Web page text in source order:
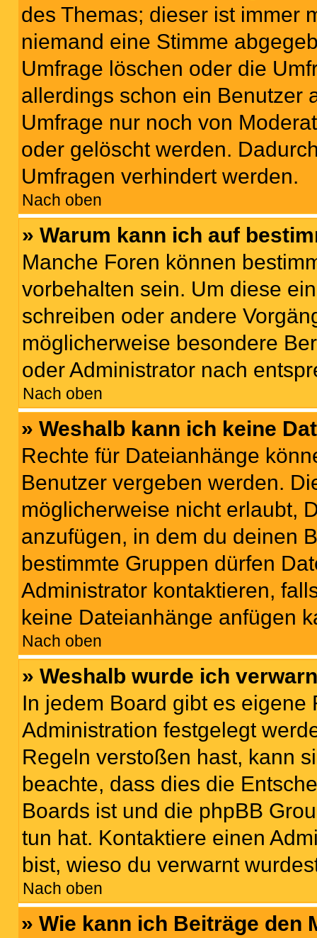
des Themas; dieser ist immer
niemand eine Stimme
Umfrage löschen oder die
allerdings schon ein Benutzer
Umfrage nur noch von
oder gelöscht werden.
Umfragen verhindert werden.
Nach oben
» Warum kann ich auf
Manche Foren können
vorbehalten sein. Um diese
schreiben oder andere
möglicherweise besondere
oder Administrator nach
Nach oben
» Weshalb kann ich keine
Rechte für Dateianhänge
Benutzer vergeben werden.
möglicherweise nicht erlaubt,
anzufügen, in dem du deinen
bestimmte Gruppen dürfen
Administrator kontaktieren,
keine Dateianhänge anfügen
Nach oben
» Weshalb wurde ich
In jedem Board gibt es
Administration festgelegt
Regeln verstoßen hast, kann
beachte, dass dies die
Boards ist und die phpBB
tun hat. Kontaktiere einen
bist, wieso du verwarnt
Nach oben
» Wie kann ich Beiträge den